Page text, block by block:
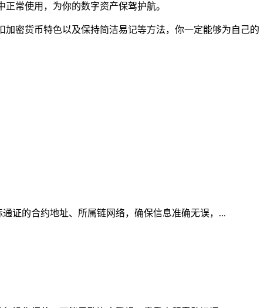
常使用，为你的数字资产保驾护航。
密货币特色以及保持简洁易记等方法，你一定能够为自己的
证的合约地址、所属链网络，确保信息准确无误，...